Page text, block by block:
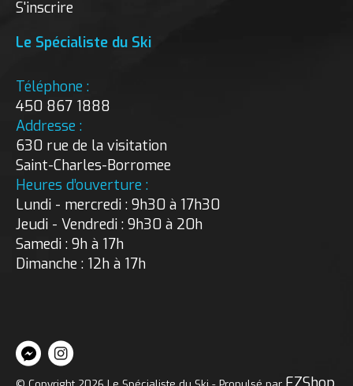
S'inscrire
Le Spécialiste du Ski
Téléphone :
450 867 1888
Addresse :
630 rue de la visitation
Saint-Charles-Borromee
Heures d’ouverture :
Lundi - mercredi : 9h30 à 17h30
Jeudi - Vendredi : 9h30 à 20h
Samedi : 9h à 17h
Dimanche : 12h à 17h